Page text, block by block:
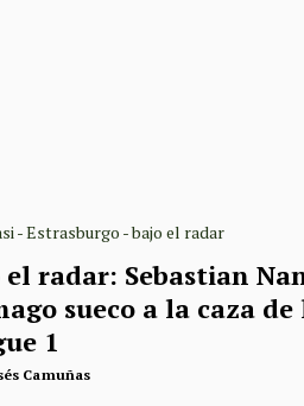
el radar: Sebastian
sueco a la caza de
1
Camuñas